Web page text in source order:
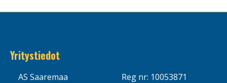
Yritystiedot
AS Saaremaa
Reg nr: 10053871